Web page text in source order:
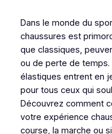
Dans le monde du
chaussures est
que classiques,
ou de perte de temps.
élastiques entrent en
pour tous ceux qui
Découvrez comment
votre expérience
course, la marche ou